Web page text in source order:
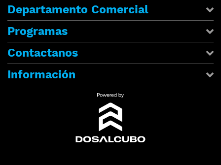
Departamento Comercial
Programas
Contactanos
Información